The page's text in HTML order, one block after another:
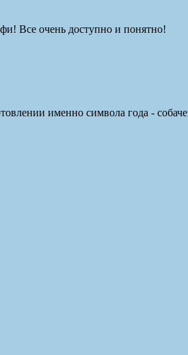
Все очень доступно и понятно!
именно символа года -